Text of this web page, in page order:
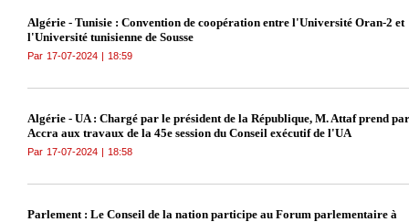
Algérie - Tunisie : Convention de coopération entre l'Université Oran-2 et
l'Université tunisienne de Sousse
Par 17-07-2024 | 18:59
Algérie - UA : Chargé par le président de la République, M. Attaf prend
Accra aux travaux de la 45e session du Conseil exécutif de l'UA
Par 17-07-2024 | 18:58
Parlement : Le Conseil de la nation participe au Forum parlementaire à